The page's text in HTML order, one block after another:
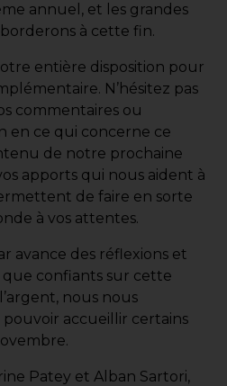
annuel, et les grandes
à cette fin.
entière disposition pour
N’hésitez pas
commentaires ou
en ce qui concerne ce
de notre prochaine
apports qui nous aident à
de faire en sorte
à vos attentes.
avance des réflexions et
que confiants sur cette
nous nous
pouvoir accueillir certains
Patey et Alban Sartori,